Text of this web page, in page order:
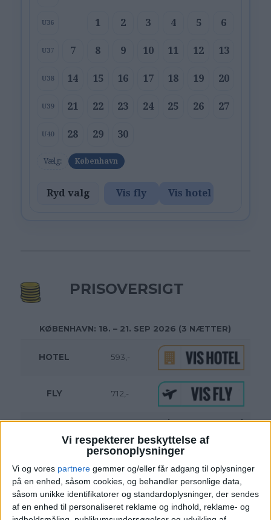
Vi respekterer beskyttelse af
personoplysninger
Vi og vores partnere gemmer og/eller får adgang til oplysninger
på en enhed, såsom cookies, og behandler personlige data,
såsom unikke identifikatorer og standardoplysninger, der sendes
af en enhed til personaliseret reklame og indhold, reklame- og
U36 1 2 3 4 5 6
U37 7 8 9 10 11 12 13
U38 14 15 16 17 18 19 20
U39 21 22 23 24 25 26 27
U40 28 29 30
Vælg: København
Ryd valg Vis fly Vis hotel
PRISOVERSIGT
KØBENHAVN: 18. – 21. SEP 2026 (3 NÆTTER)
HOTEL 593,-
FLY 712,-
Pris pr. person ved
2 personer
Den samlede pris for hotellet er 1.186,- for
2 personer i et dobbeltværelse, hvilket svarer til 593,-
per person.